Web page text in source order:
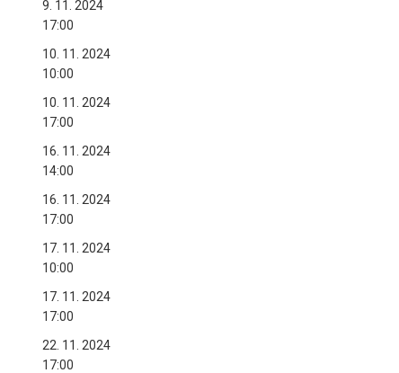
9. 11. 2024
17:00
10. 11. 2024
10:00
10. 11. 2024
17:00
16. 11. 2024
14:00
16. 11. 2024
17:00
17. 11. 2024
10:00
17. 11. 2024
17:00
22. 11. 2024
17:00